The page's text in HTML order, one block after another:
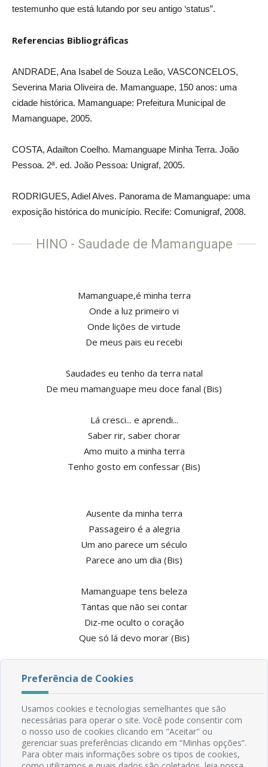
testemunho que está lutando por seu antigo ‘status”.
Referencias Bibliográficas
ANDRADE, Ana Isabel de Souza Leão, VASCONCELOS,
Severina Maria Oliveira de. Mamanguape, 150 anos: uma
cidade histórica. Mamanguape: Prefeitura Municipal de
Mamanguape, 2005.
COSTA, Adailton Coelho. Mamanguape Minha Terra. João
Pessoa. 2ª. ed. João Pessoa: Unigraf, 2005.
RODRIGUES, Adiel Alves. Panorama de Mamanguape: uma
exposição histórica do município. Recife: Comunigraf, 2008.
HINO - Saudade de Mamanguape
Mamanguape,é minha terra
Onde a luz primeiro vi
Onde lições de virtude
De meus pais eu recebi
Saudades eu tenho da terra natal
De meu mamanguape meu doce fanal (Bis)
Lá cresci... e aprendi...
Saber rir, saber chorar
Amo muito a minha terra
Tenho gosto em confessar (Bis)
Ausente da minha terra
Passageiro é a alegria
Um ano parece um século
Parece ano um dia (Bis)
Mamanguape tens beleza
Tantas que não sei contar
Diz-me oculto o coração
Que só lá devo morar (Bis)
Preferência de Cookies
Usamos cookies e tecnologias semelhantes que são
necessárias para operar o site. Você pode consentir com
o nosso uso de cookies clicando em "Aceitar" ou
gerenciar suas preferências clicando em “Minhas opções”.
Para obter mais informações sobre os tipos de cookies,